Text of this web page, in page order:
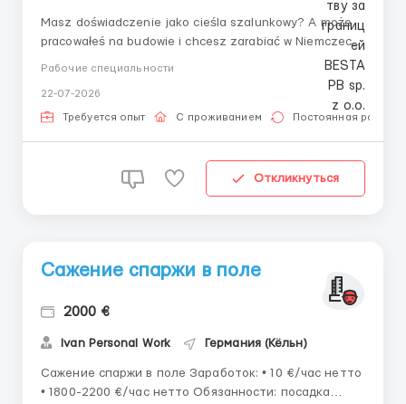
Masz doświadczenie jako cieśla szalunkowy? A może
pracowałeś na budowie i chcesz zarabiać w Niemczech!
Zakres obowiązków Montaż i demontaż szalunków
Рабочие специальности
22-07-2026
Требуется опыт С проживанием Постоянная работа
Откликнуться
Сажение спаржи в поле
2000 €
Ivan Personal Work Германия (Кёльн)
Сажение спаржи в поле Заработок: • 10 €/час нетто
• 1800-2200 €/час нетто Обязанности: посадка